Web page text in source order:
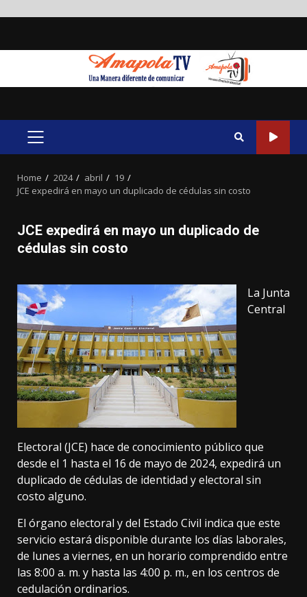
PRIMARY
Home 2024 abril
19
JCE expedirá en mayo un duplicado de cédulas sin costo
JCE expedirá en mayo un duplicado de
cédulas sin costo
La Junta
Central
Electoral (JCE) hace de conocimiento público que
desde el 1 hasta el 16 de mayo de 2024, expedirá un
duplicado de cédulas de identidad y electoral sin
costo alguno.
El órgano electoral y del Estado Civil indica que este
servicio estará disponible durante los días laborales,
de lunes a viernes, en un horario comprendido entre
las 8:00 a. m. y hasta las 4:00 p. m., en los centros de
cedulación ordinarios.